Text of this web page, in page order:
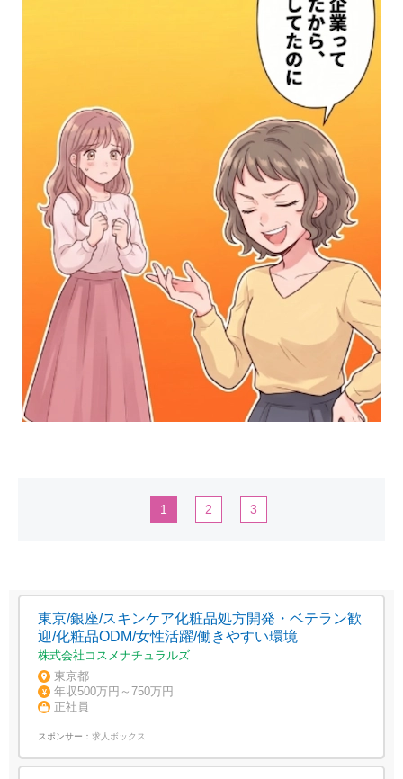
1 2 3
東京/銀座/スキンケア化粧品処方開発・ベテラン歓
迎/化粧品ODM/女性活躍/働きやすい環境
株式会社コスメナチュラルズ
東京都
年収500万円～750万円
正社員
スポンサー： 求人ボックス